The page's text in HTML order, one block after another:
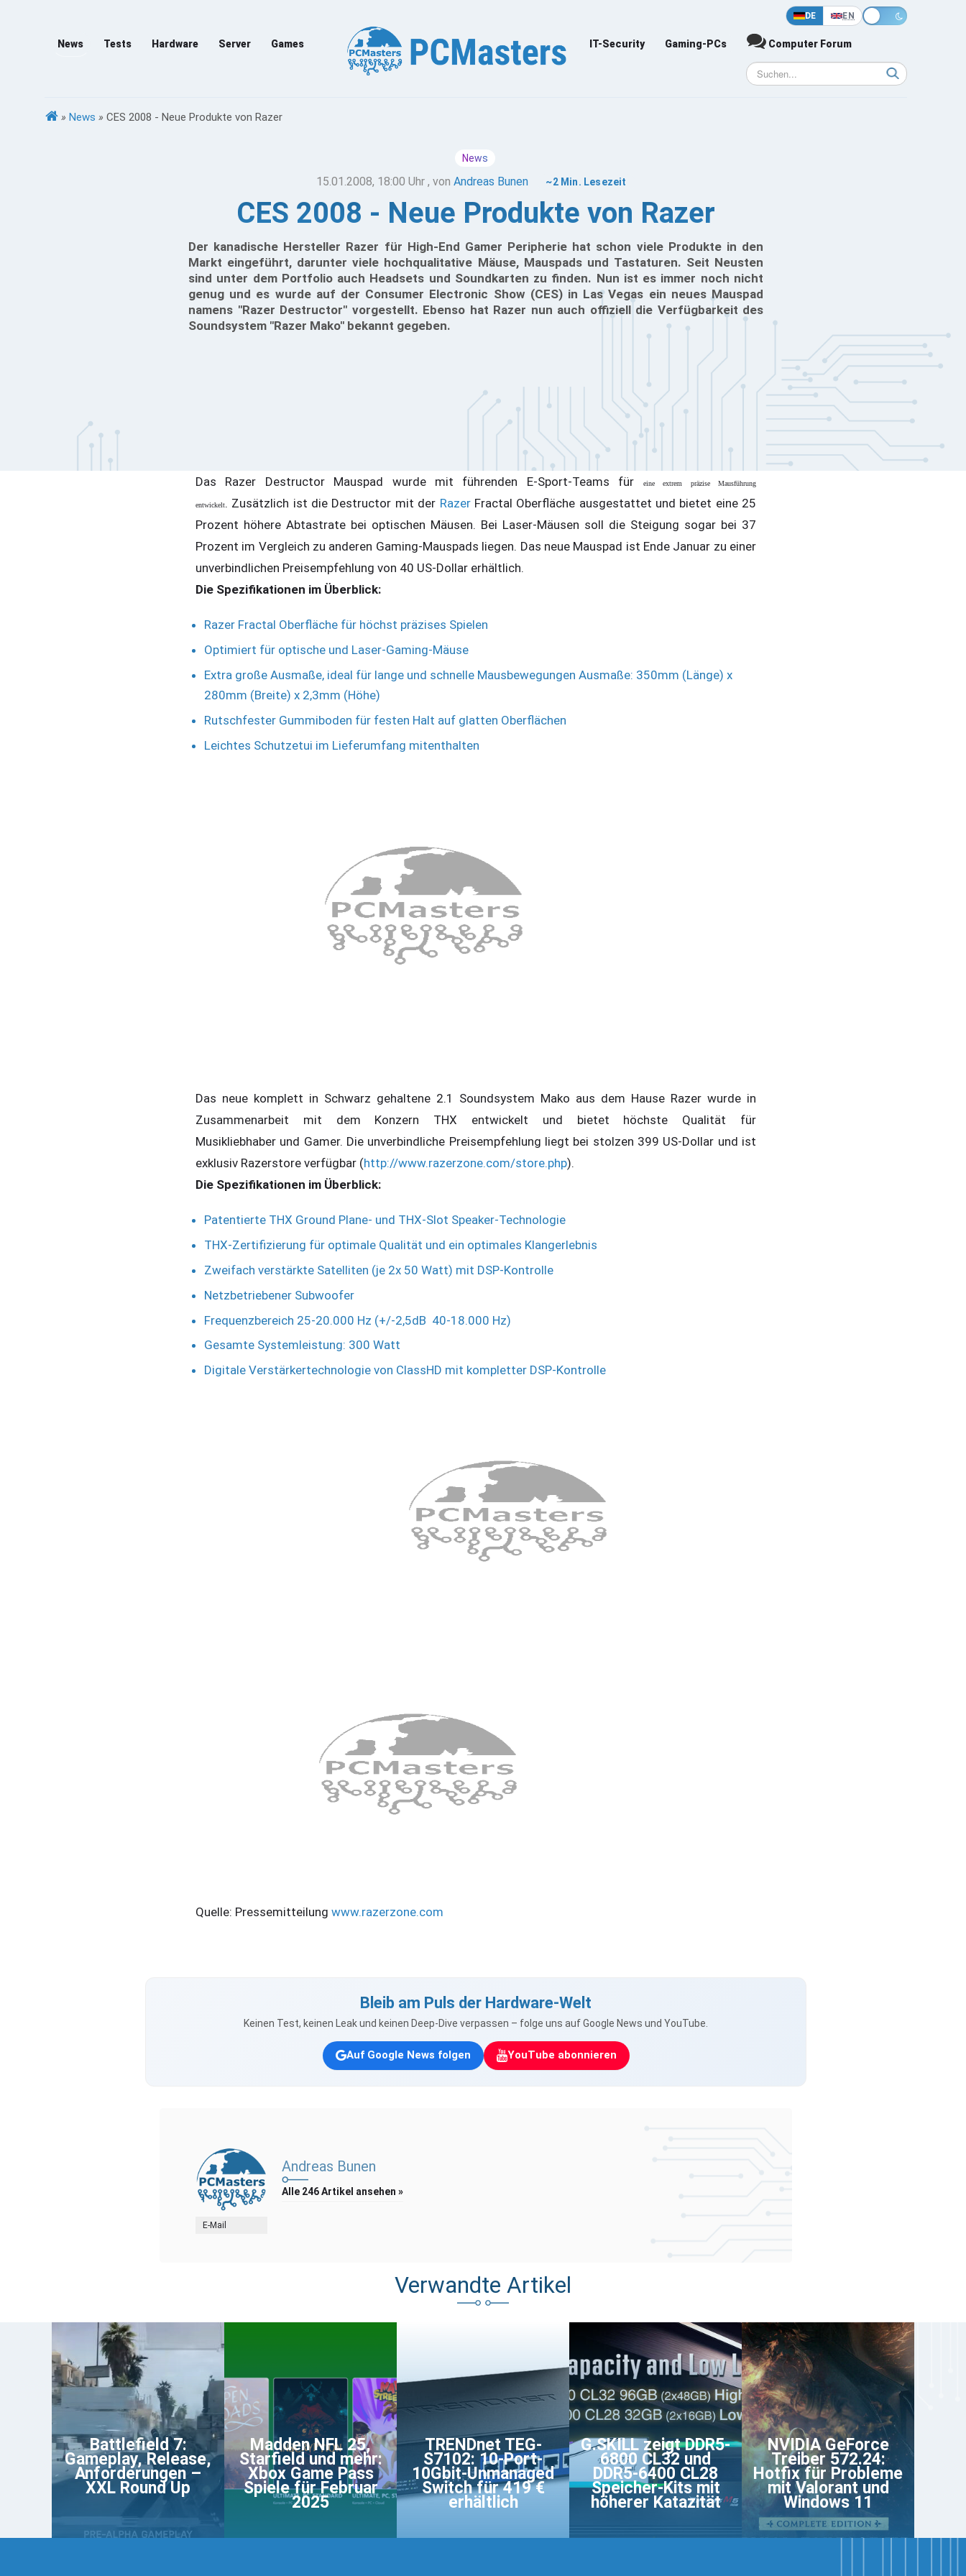
DE EN
News Tests Hardware Server Games IT-Security Gaming-PCs Computer Forum
» News » CES 2008 - Neue Produkte von Razer
News
15.01.2008, 18:00 Uhr , vonAndreas Bunen ~2 Min. Lesezeit
CES 2008 - Neue Produkte von Razer
Der kanadische Hersteller Razer für High-End Gamer Peripherie hat schon viele Produkte in den
Markt eingeführt, darunter viele hochqualitative Mäuse, Mauspads und Tastaturen. Seit Neusten
sind unter dem Portfolio auch Headsets und Soundkarten zu finden. Nun ist es immer noch nicht
genug und es wurde auf der Consumer Electronic Show (CES) in Las Vegas ein neues Mauspad
namens "Razer Destructor" vorgestellt. Ebenso hat Razer nun auch offiziell die Verfügbarkeit des
Soundsystem "Razer Mako" bekannt gegeben.
Das Razer Destructor Mauspad wurde mit führenden E-Sport-Teams für eine extrem präzise Mausführung
entwickelt. Zusätzlich ist die Destructor mit der RazerFractal Oberfläche ausgestattet und bietet eine 25
Prozent höhere Abtastrate bei optischen Mäusen. Bei Laser-Mäusen soll die Steigung sogar bei 37
Prozent im Vergleich zu anderen Gaming-Mauspads liegen. Das neue Mauspad ist Ende Januar zu einer
unverbindlichen Preisempfehlung von 40 US-Dollar erhältlich.
Die Spezifikationen im Überblick:
Razer Fractal Oberfläche für höchst präzises Spielen
Optimiert für optische und Laser-Gaming-Mäuse
Extra große Ausmaße, ideal für lange und schnelle Mausbewegungen Ausmaße: 350mm (Länge) x
280mm (Breite) x 2,3mm (Höhe)
Rutschfester Gummiboden für festen Halt auf glatten Oberflächen
Leichtes Schutzetui im Lieferumfang mitenthalten
Das neue komplett in Schwarz gehaltene 2.1 Soundsystem Mako aus dem Hause Razer wurde in
Zusammenarbeit mit dem Konzern THX entwickelt und bietet höchste Qualität für
Musikliebhaber und Gamer. Die unverbindliche Preisempfehlung liegt bei stolzen 399 US-Dollar und ist
exklusiv Razerstore verfügbar (http://www.razerzone.com/store.php).
Die Spezifikationen im Überblick:
Patentierte THX Ground Plane- und THX-Slot Speaker-Technologie
THX-Zertifizierung für optimale Qualität und ein optimales Klangerlebnis
Zweifach verstärkte Satelliten (je 2x 50 Watt) mit DSP-Kontrolle
Netzbetriebener Subwoofer
Frequenzbereich 25-20.000 Hz (+/-2,5dB 40-18.000 Hz)
Gesamte Systemleistung: 300 Watt
Digitale Verstärkertechnologie von ClassHD mit kompletter DSP-Kontrolle
Quelle: Pressemitteilung www.razerzone.com
Bleib am Puls der Hardware-Welt
Keinen Test, keinen Leak und keinen Deep-Dive verpassen – folge uns auf Google News und YouTube.
Auf Google News folgen YouTube abonnieren
E-Mail
Andreas Bunen
Alle 246 Artikel ansehen »
Verwandte Artikel
Battlefield 7:
Gameplay, Release,
Anforderungen –
XXL Round Up
Madden NFL 25,
Starfield und mehr:
Xbox Game Pass
Spiele für Februar
2025
TRENDnet TEG-
S7102: 10-Port-
10Gbit-Unmanaged
Switch für 419 €
erhältlich
G.SKILL zeigt DDR5-
6800 CL32 und
DDR5-6400 CL28
Speicher-Kits mit
höherer Katazität
NVIDIA GeForce
Treiber 572.24:
Hotfix für Probleme
mit Valorant und
Windows 11